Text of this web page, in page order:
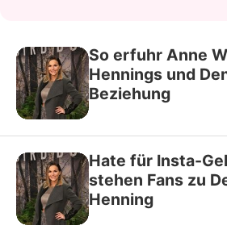
So erfuhr Anne
Hennings und
Beziehung
Hate für Insta-
stehen Fans zu
Henning